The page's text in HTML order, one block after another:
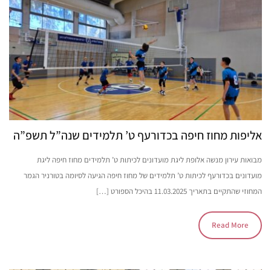
אליפות מחוז חיפה בכדורעף ט’ תלמידים שנה”ל תשפ”ה
מבואות עירון מנשה אלופת ליגת מועדונים לכיתות ט’ תלמידים מחוז חיפה ליגת
מועדונים בכדורעף לכיתות ט’ תלמידים של מחוז חיפה הגיעה לסיומה בטורניר הגמר
המחוזי שהתקיים בתאריך 11.03.2025 בהיכל הספורט […]
Read More